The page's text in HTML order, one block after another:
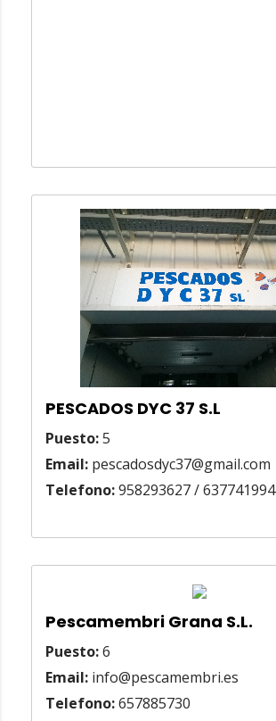
PESCADOS DYC 37 S.L
Puesto:5
Email: pescadosdyc37@gmail.com
Telefono:958293627 / 637741994
Pescamembri Grana S.L.
Puesto:6
Email: info@pescamembri.es
Telefono:657885730